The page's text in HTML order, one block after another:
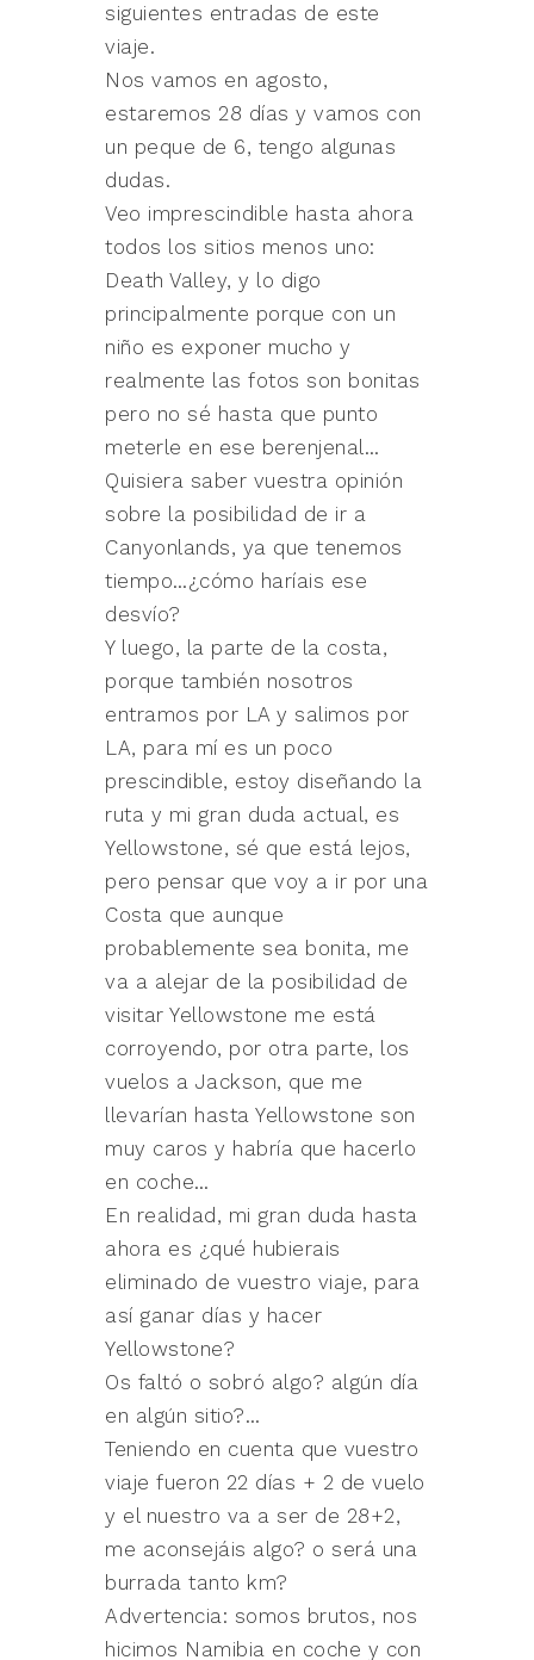
siguientes entradas de este
viaje.
Nos vamos en agosto,
estaremos 28 días y vamos con
un peque de 6, tengo algunas
dudas.
Veo imprescindible hasta ahora
todos los sitios menos uno:
Death Valley, y lo digo
principalmente porque con un
niño es exponer mucho y
realmente las fotos son bonitas
pero no sé hasta que punto
meterle en ese berenjenal…
Quisiera saber vuestra opinión
sobre la posibilidad de ir a
Canyonlands, ya que tenemos
tiempo…¿cómo haríais ese
desvío?
Y luego, la parte de la costa,
porque también nosotros
entramos por LA y salimos por
LA, para mí es un poco
prescindible, estoy diseñando la
ruta y mi gran duda actual, es
Yellowstone, sé que está lejos,
pero pensar que voy a ir por una
Costa que aunque
probablemente sea bonita, me
va a alejar de la posibilidad de
visitar Yellowstone me está
corroyendo, por otra parte, los
vuelos a Jackson, que me
llevarían hasta Yellowstone son
muy caros y habría que hacerlo
en coche…
En realidad, mi gran duda hasta
ahora es ¿qué hubierais
eliminado de vuestro viaje, para
así ganar días y hacer
Yellowstone?
Os faltó o sobró algo? algún día
en algún sitio?…
Teniendo en cuenta que vuestro
viaje fueron 22 días + 2 de vuelo
y el nuestro va a ser de 28+2,
me aconsejáis algo? o será una
burrada tanto km?
Advertencia: somos brutos, nos
hicimos Namibia en coche y con